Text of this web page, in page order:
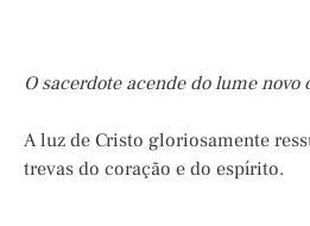
O sacerdote acende do lume
A luz de Cristo gloriosamente
trevas do coração e do espírito.